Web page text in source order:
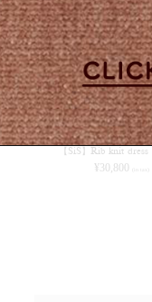
【SiS】Rib knit
¥ 30,800 (in tax)